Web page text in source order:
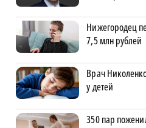
Нижегородец
7,5 млн рублей
Врач
у детей
350 пар